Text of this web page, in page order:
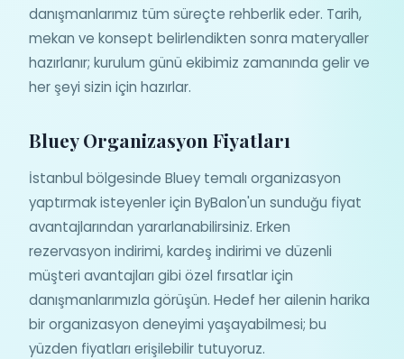
danışmanlarımız tüm süreçte rehberlik eder. Tarih,
mekan ve konsept belirlendikten sonra materyaller
hazırlanır; kurulum günü ekibimiz zamanında gelir ve
her şeyi sizin için hazırlar.
Bluey Organizasyon Fiyatları
İstanbul bölgesinde Bluey temalı organizasyon
yaptırmak isteyenler için ByBalon'un sunduğu fiyat
avantajlarından yararlanabilirsiniz. Erken
rezervasyon indirimi, kardeş indirimi ve düzenli
müşteri avantajları gibi özel fırsatlar için
danışmanlarımızla görüşün. Hedef her ailenin harika
bir organizasyon deneyimi yaşayabilmesi; bu
yüzden fiyatları erişilebilir tutuyoruz.